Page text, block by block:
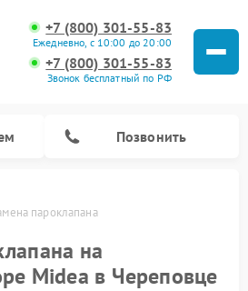
+7 (800) 301-55-83
Ежедневно, с 10:00 до 20:00
+7 (800) 301-55-83
Звонок бесплатный по РФ
Позвонить
пароклапана
на
Midea в Череповце